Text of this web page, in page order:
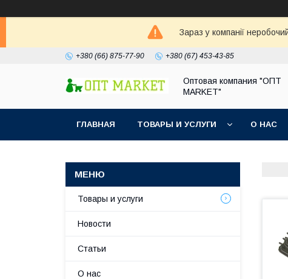
Зараз у компанії
+380 (66) 875-77-90 +380 (67) 453-43-85
Оптовая компания "ОПТ
MARKET"
ГЛАВНАЯ ТОВАРЫ И УСЛУГИ О НАС
Товары и услуги
Новости
Статьи
О нас